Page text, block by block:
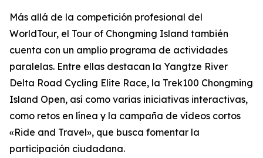
Más allá de la competición profesional del
WorldTour, el Tour of Chongming Island también
cuenta con un amplio programa de actividades
paralelas. Entre ellas destacan la Yangtze River
Delta Road Cycling Elite Race, la Trek100 Chongming
Island Open, así como varias iniciativas interactivas,
como retos en línea y la campaña de vídeos cortos
«Ride and Travel», que busca fomentar la
participación ciudadana.